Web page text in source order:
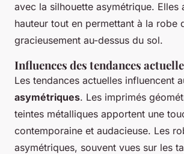
avec la silhouette asymétrique. Elles
hauteur tout en permettant à la robe
gracieusement au-dessus du sol.
Influences des tendances
Les tendances actuelles influencent
asymétriques. Les imprimés
teintes métalliques apportent une
contemporaine et audacieuse. Les
asymétriques, souvent vues sur les